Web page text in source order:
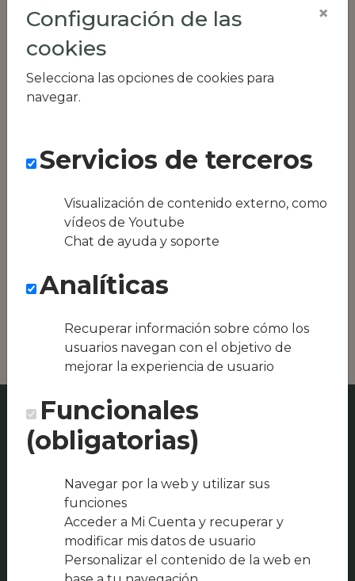
semanalmente
Factura única
Acceso individual
RR.HH
equipos híbridos
Conseguimos la
oferta local de tu
ser Wateke Away o
Leña Cine Moderno
Configuración de las
cookies
Selecciona las opciones de cookies para
navegar.
×
Servicios de terceros
Visualización de contenido externo, como
vídeos de Youtube
Chat de ayuda y soporte
Analíticas
Recuperar información sobre cómo los
usuarios navegan con el objetivo de
mejorar la experiencia de usuario
Funcionales
(obligatorias)
Navegar por la web y utilizar sus
funciones
Acceder a Mi Cuenta y recuperar y
modificar mis datos de usuario
Personalizar el contenido de la web en